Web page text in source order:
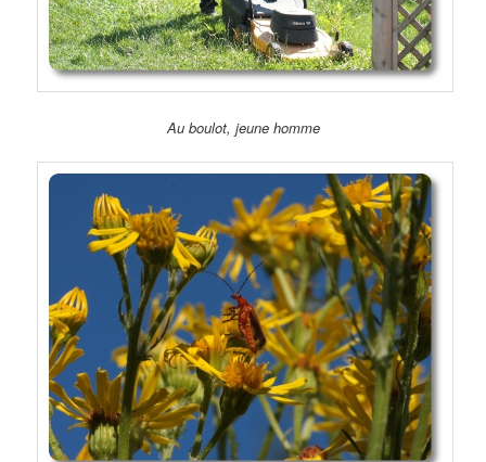
Au boulot, jeune homme